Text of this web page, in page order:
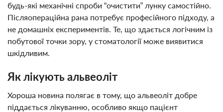
будь-які механічні спроби “очистити” лунку самостійно.
Післяопераційна рана потребує професійного підходу, а
не домашніх експериментів. Те, що здається логічним із
побутової точки зору, у стоматології може виявитися
шкідливим.
Як лікують альвеоліт
Хороша новина полягає в тому, що альвеоліт добре
піддається лікуванню, особливо якщо пацієнт